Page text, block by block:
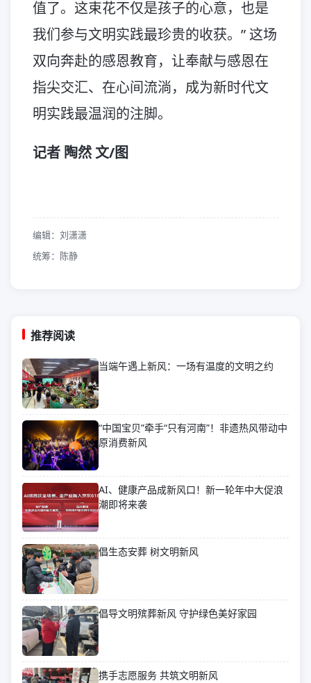
值了。这束花不仅是孩子的心意，也是
我们参与文明实践最珍贵的收获。” 这场
双向奔赴的感恩教育，让奉献与感恩在
指尖交汇、在心间流淌，成为新时代文
明实践最温润的注脚。
记者 陶然 文/图
编辑：刘潇潇
统筹：陈静
推荐阅读
当端午遇上新风：一场有温度的文明之约
“中国宝贝”牵手“只有河南”！非遗热风带动中
原消费新风
AI、健康产品成新风口！新一轮年中大促浪
潮即将来袭
倡生态安葬 树文明新风
倡导文明殡葬新风 守护绿色美好家园
携手志愿服务 共筑文明新风